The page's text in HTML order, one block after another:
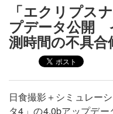
「エクリプス
プデータ公開
測時間の不具合
日食撮影＋シミュレー
タ4」の4.0bアップデ